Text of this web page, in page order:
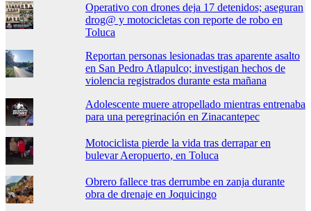
Operativo con drones deja 17 detenidos; aseguran
drog@ y motocicletas con reporte de robo en
Toluca
Reportan personas lesionadas tras aparente asalto
en San Pedro Atlapulco; investigan hechos de
violencia registrados durante esta mañana
Adolescente muere atropellado mientras entrenaba
para una peregrinación en Zinacantepec
Motociclista pierde la vida tras derrapar en
bulevar Aeropuerto, en Toluca
Obrero fallece tras derrumbe en zanja durante
obra de drenaje en Joquicingo